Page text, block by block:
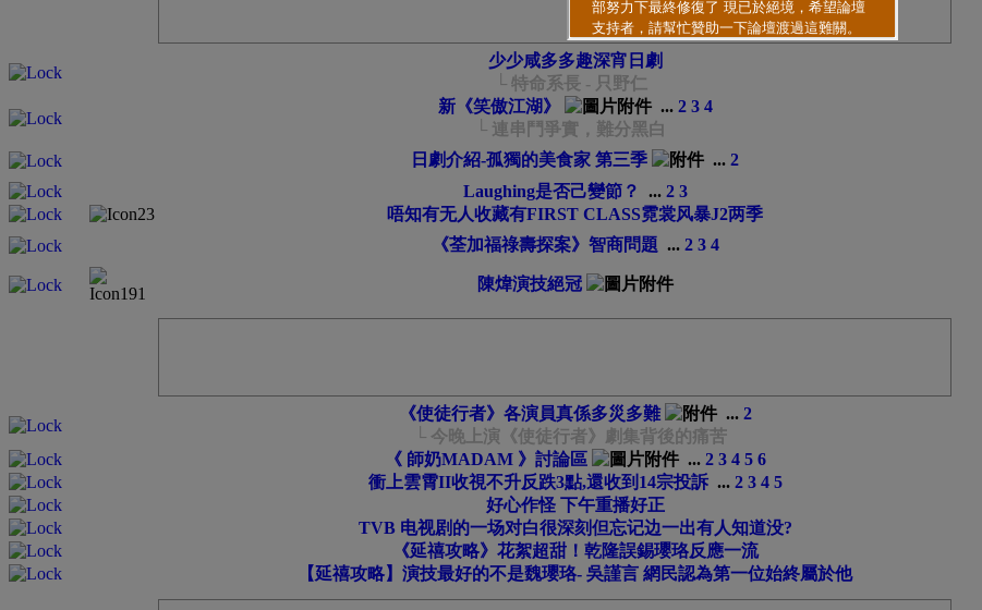
少少咸多多趣深宵日劇
└ 特命系長 - 只野仁
新《笑傲江湖》
... 2 3 4
└ 連串鬥爭實，難分黑白
日劇介紹-孤獨的美食家 第三季
... 2
Laughing是否己變節？
... 2 3
唔知有无人收藏有FIRST CLASS霓裳风暴J2两季
《荃加福祿壽探案》智商問題 ... 2 3 4
陳煒演技絕冠
《使徒行者》各演員真係多災多難 ... 2
└ 今晚上演《使徒行者》劇集背後的痛苦
《 師奶MADAM 》討論區
... 2 3 4 5 6
衝上雲霄II收視不升反跌3點,還收到14宗投訴 ... 2 3 4 5
好心作怪 下午重播好正
TVB 电视剧的一场对白很深刻但忘记边一出有人知道没?
《延禧攻略》花絮超甜！乾隆誤錫瓔珞反應一流
【延禧攻略】演技最好的不是魏瓔珞- 吳謹言 網民認為第一位始終屬於他